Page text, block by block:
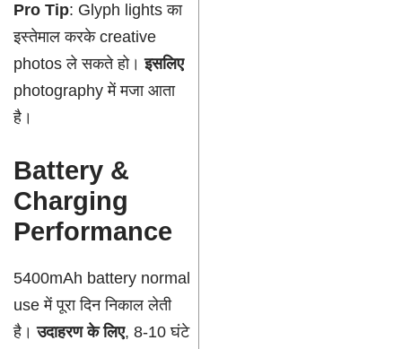
Pro Tip: Glyph lights का
इस्तेमाल करके creative
photos ले सकते हो।इसलिए
photography में मजा आता
है।
Battery &
Charging
Performance
5400mAh battery normal
use में पूरा दिन निकाल लेती
है।उदाहरण के लिए, 8-10 घंटे